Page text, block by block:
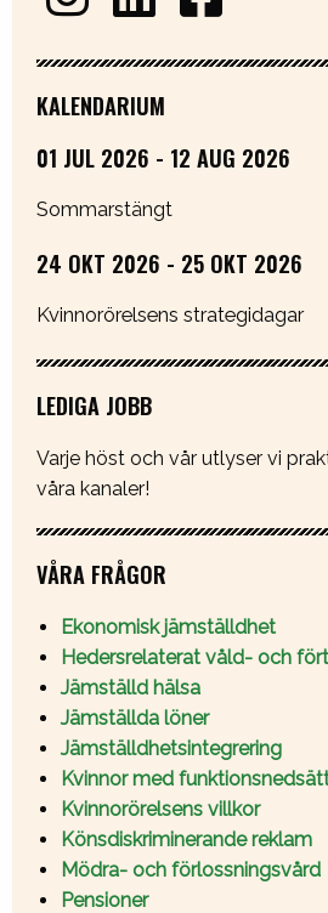
KALENDARIUM
01 JUL 2026 - 12 AUG 2026
Sommarstängt
24 OKT 2026 - 25 OKT 2026
Kvinnorörelsens strategidagar
LEDIGA JOBB
Varje höst och vår utlyser vi
våra kanaler!
VÅRA FRÅGOR
Ekonomisk jämställdhet
Hedersrelaterat våld- och
Jämställd hälsa
Jämställda löner
Jämställdhetsintegrering
Kvinnor med
Kvinnorörelsens villkor
Könsdiskriminerande reklam
Mödra- och förlossningsvård
Pensioner